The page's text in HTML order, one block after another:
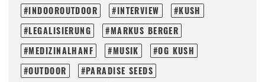
INDOOROUTDOOR
INTERVIEW
KUSH
LEGALISIERUNG
MARKUS BERGER
MEDIZINALHANF
MUSIK
OG KUSH
OUTDOOR
PARADISE SEEDS